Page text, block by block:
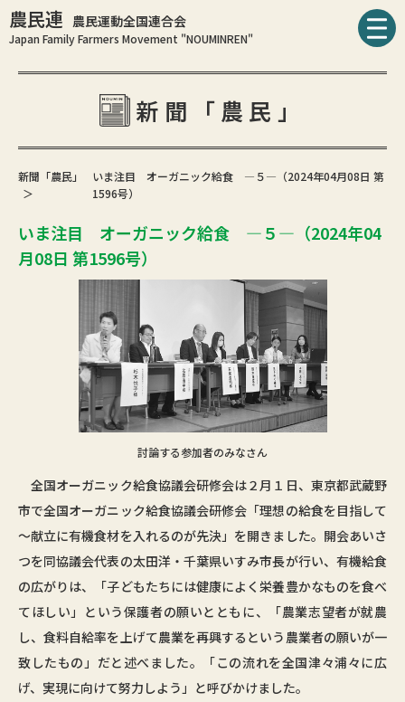
農民連 農民運動全国連合会
Japan Family Farmers Movement "NOUMINREN"
新聞「農民」
新聞「農民」
いま注目 オーガニック給食 ―５―（2024年04月08日 第
1596号）
いま注目 オーガニック給食 ―５―（2024年04
月08日 第1596号）
討論する参加者のみなさん
全国オーガニック給食協議会研修会は２月１日、東京都武蔵野
市で全国オーガニック給食協議会研修会「理想の給食を目指して
～献立に有機食材を入れるのが先決」を開きました。開会あいさ
つを同協議会代表の太田洋・千葉県いすみ市長が行い、有機給食
の広がりは、「子どもたちには健康によく栄養豊かなものを食べ
てほしい」という保護者の願いとともに、「農業志望者が就農
し、食料自給率を上げて農業を再興するという農業者の願いが一
致したもの」だと述べました。「この流れを全国津々浦々に広
げ、実現に向けて努力しよう」と呼びかけました。